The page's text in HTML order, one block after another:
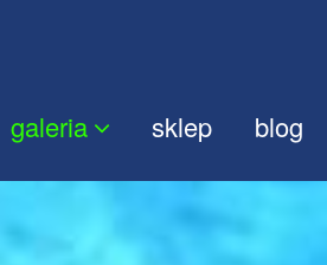
galeria sklep blog